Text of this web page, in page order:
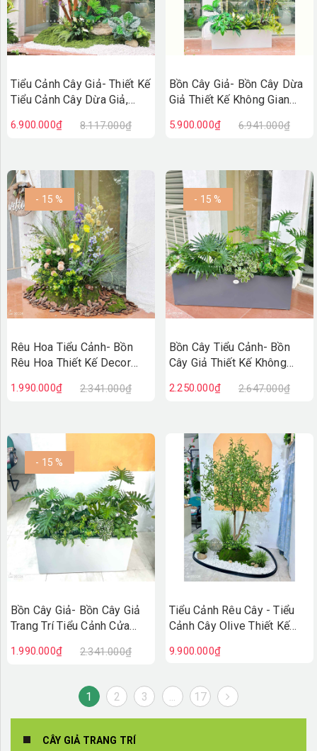
Tiểu Cảnh Cây Giả- Thiết Kế
Tiểu Cảnh Cây Dừa Giả,
Xanh (160X140X190cm)-
6.900.000₫ 8.117.000₫
Bồn Cây Giả- Bồn Cây Dừa
Giả Thiết Kế Không Gian
(150X80X200cm)- BC255
5.900.000₫ 6.941.000₫
- 15 %
Rêu Hoa Tiểu Cảnh- Bồn
Rêu Hoa Thiết Kế Decor
(30X40X75cm)- RC131
1.990.000₫ 2.341.000₫
- 15 %
Bồn Cây Tiểu Cảnh- Bồn
Cây Giả Thiết Kế Không
(120X50X90CM) - BC243
2.250.000₫ 2.647.000₫
- 15 %
Bồn Cây Giả- Bồn Cây Giả
Trang Trí Tiểu Cảnh Cửa
BC242
1.990.000₫ 2.341.000₫
Tiểu Cảnh Rêu Cây - Tiểu
Cảnh Cây Olive Thiết Kế
Đại (145x115x215cm)-
9.900.000₫
1 2 3 17
CÂY GIẢ TRANG TRÍ